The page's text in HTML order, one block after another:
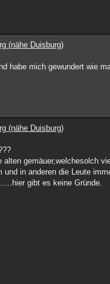
(nähe Duisburg)
habe mich gewundert wie
(nähe Duisburg)
gemäuer,welchesolch
und in anderen die Leute
gibt es keine Gründe.